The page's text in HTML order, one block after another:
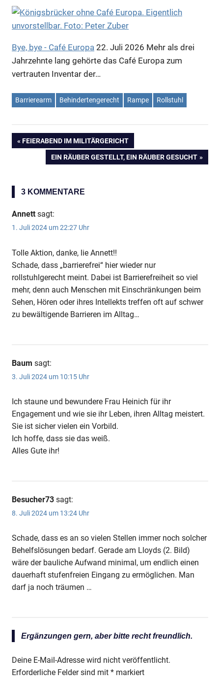
Bye, bye - Café Europa 22. Juli 2026 Mehr als drei
Jahrzehnte lang gehörte das Café Europa zum
vertrauten Inventar der…
Barrierearm Behindertengerecht Rampe Rollstuhl
Beitragsnavigation
VORHERIGER
BEITRAG:
FEIERABEND IM MILITÄRGERICHT
NÄCHSTER
EIN RÄUBER GESTELLT, EIN RÄUBER GESUCHT
3 KOMMENTARE
Annett sagt:
1. Juli 2024 um 22:27 Uhr
Tolle Aktion, danke, lie Annett!!
Schade, dass „barrierefrei“ hier wieder nur
rollstuhlgerecht meint. Dabei ist Barrierefreiheit so viel
mehr, denn auch Menschen mit Einschränkungen beim
Sehen, Hören oder ihres Intellekts treffen oft auf schwer
zu bewältigende Barrieren im Alltag…
Baum sagt:
3. Juli 2024 um 10:15 Uhr
Ich staune und bewundere Frau Heinich für ihr
Engagement und wie sie ihr Leben, ihren Alltag meistert.
Sie ist sicher vielen ein Vorbild.
Ich hoffe, dass sie das weiß.
Alles Gute ihr!
Besucher73 sagt:
8. Juli 2024 um 13:24 Uhr
Schade, dass es an so vielen Stellen immer noch solcher
Behelfslösungen bedarf. Gerade am Lloyds (2. Bild)
wäre der bauliche Aufwand minimal, um endlich einen
dauerhaft stufenfreien Eingang zu ermöglichen. Man
darf ja noch träumen …
Ergänzungen gern, aber bitte recht freundlich.
Deine E-Mail-Adresse wird nicht veröffentlicht.
Erforderliche Felder sind mit * markiert